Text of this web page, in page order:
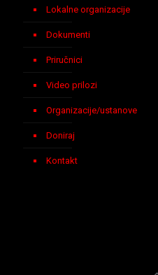
Lokalne organizacije
Dokumenti
Priručnici
Video prilozi
Organizacije/ustanove
Doniraj
Kontakt